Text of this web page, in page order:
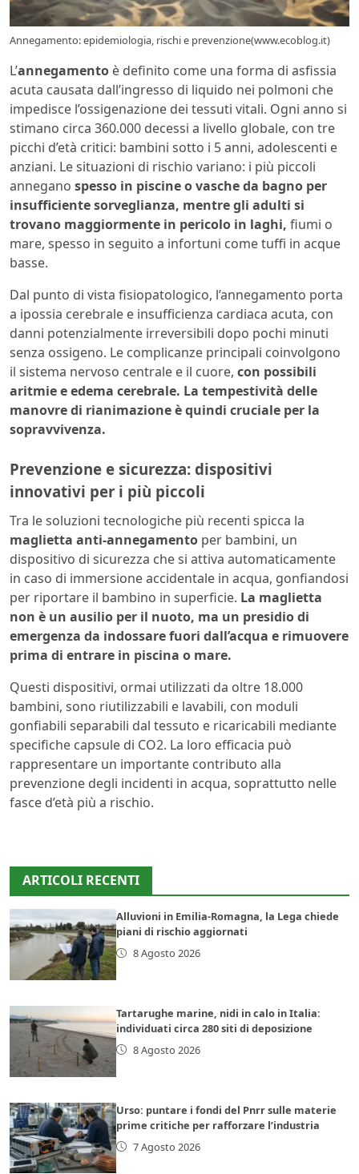
Annegamento: epidemiologia, rischi e prevenzione(www.ecoblog.it)
L’annegamento è definito come una forma di asfissia
acuta causata dall’ingresso di liquido nei polmoni che
impedisce l’ossigenazione dei tessuti vitali. Ogni anno si
stimano circa 360.000 decessi a livello globale, con tre
picchi d’età critici: bambini sotto i 5 anni, adolescenti e
anziani. Le situazioni di rischio variano: i più piccoli
annegano spesso in piscine o vasche da bagno per
insufficiente sorveglianza, mentre gli adulti si
trovano maggiormente in pericolo in laghi, fiumi o
mare, spesso in seguito a infortuni come tuffi in acque
basse.
Dal punto di vista fisiopatologico, l’annegamento porta
a ipossia cerebrale e insufficienza cardiaca acuta, con
danni potenzialmente irreversibili dopo pochi minuti
senza ossigeno. Le complicanze principali coinvolgono
il sistema nervoso centrale e il cuore, con possibili
aritmie e edema cerebrale. La tempestività delle
manovre di rianimazione è quindi cruciale per la
sopravvivenza.
Prevenzione e sicurezza: dispositivi
innovativi per i più piccoli
Tra le soluzioni tecnologiche più recenti spicca la
maglietta anti-annegamento per bambini, un
dispositivo di sicurezza che si attiva automaticamente
in caso di immersione accidentale in acqua, gonfiandosi
per riportare il bambino in superficie. La maglietta
non è un ausilio per il nuoto, ma un presidio di
emergenza da indossare fuori dall’acqua e rimuovere
prima di entrare in piscina o mare.
Questi dispositivi, ormai utilizzati da oltre 18.000
bambini, sono riutilizzabili e lavabili, con moduli
gonfiabili separabili dal tessuto e ricaricabili mediante
specifiche capsule di CO2. La loro efficacia può
rappresentare un importante contributo alla
prevenzione degli incidenti in acqua, soprattutto nelle
fasce d’età più a rischio.
ARTICOLI RECENTI
Alluvioni in Emilia-Romagna, la Lega chiede
piani di rischio aggiornati
8 Agosto 2026
Tartarughe marine, nidi in calo in Italia:
individuati circa 280 siti di deposizione
8 Agosto 2026
Urso: puntare i fondi del Pnrr sulle materie
prime critiche per rafforzare l’industria
7 Agosto 2026